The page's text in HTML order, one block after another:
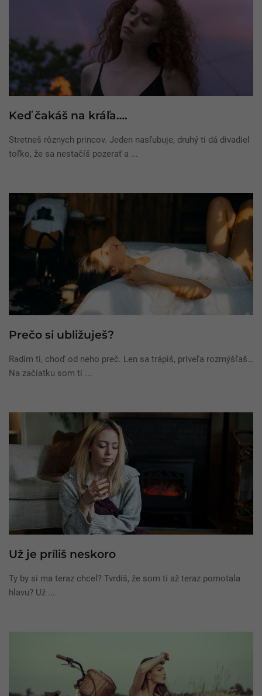
Keď čakáš na kráľa….
Stretneš rôznych princov. Jeden nasľubuje, druhý ti dá divadiel
toľko, že sa nestačíš pozerať a ...
Prečo si ubližuješ?
Radím ti, choď od neho preč. Len sa trápiš, priveľa rozmýšľaš…
Na začiatku som ti ...
Už je príliš neskoro
Ty by si ma teraz chcel? Tvrdíš, že som ti až teraz pomotala
hlavu? Už ...